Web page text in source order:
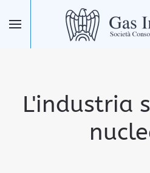
Skip to main content
L'industria